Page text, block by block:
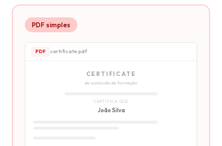
PDF simples
PDF certificate.pdf
CERTIFICATE
de conclusão de formação
CERTIFICA QUE
João Silva